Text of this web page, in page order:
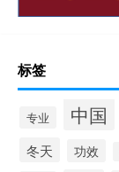
标签
专业 中国
冬天 功效